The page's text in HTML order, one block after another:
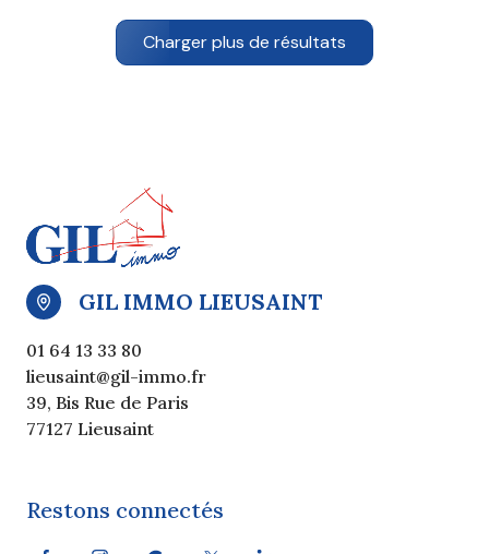
Charger plus de résultats
GIL IMMO LIEUSAINT
01 64 13 33 80
lieusaint@gil-immo.fr
39, Bis Rue de Paris
77127 Lieusaint
Restons connectés